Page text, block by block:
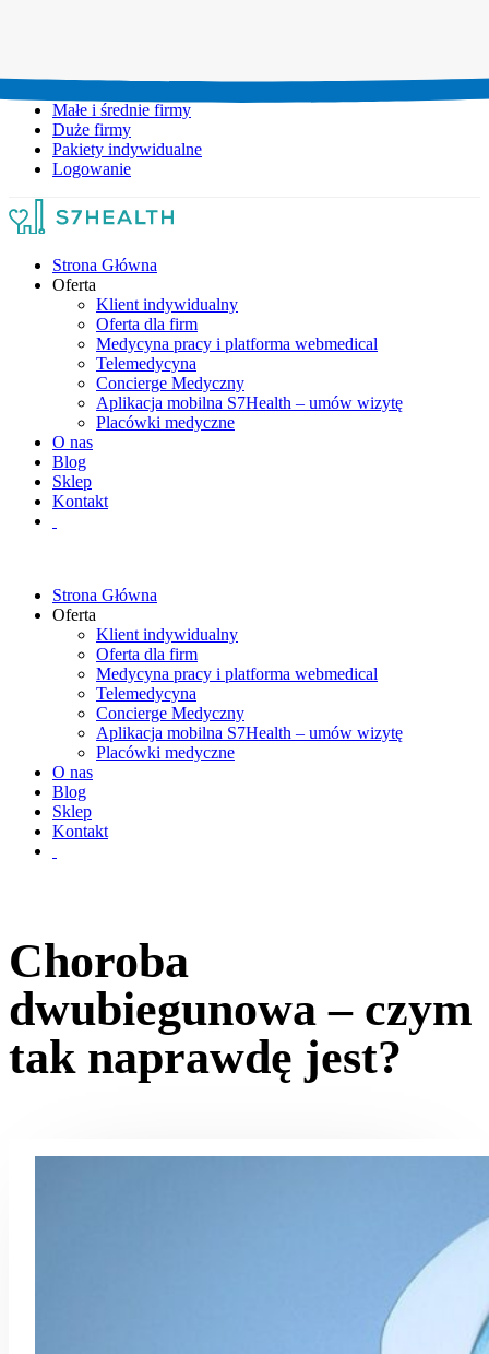
Małe i średnie firmy
Duże firmy
Pakiety indywidualne
Logowanie
Strona Główna
Oferta
Klient indywidualny
Oferta dla firm
Medycyna pracy i platforma webmedical
Telemedycyna
Concierge Medyczny
Aplikacja mobilna S7Health – umów wizytę
Placówki medyczne
O nas
Blog
Sklep
Kontakt
Strona Główna
Oferta
Klient indywidualny
Oferta dla firm
Medycyna pracy i platforma webmedical
Telemedycyna
Concierge Medyczny
Aplikacja mobilna S7Health – umów wizytę
Placówki medyczne
O nas
Blog
Sklep
Kontakt
Choroba
dwubiegunowa – czym
tak naprawdę jest?